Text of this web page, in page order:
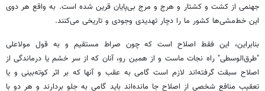
جهنمی از کشت و کشتار و هرج و مرج بی‌پایان قرین شده است. به واقع هر دوی
این خط‌مشی‌ها کشور ما را دچار تهدیدی وجودی و تاریخی می‌کنند.
بنابراین، این فقط اصلاح است که چون صراط مستقیم و به قول مولاعلی
"طرق‌الوسطی" راه نجات ماست و از همین رو، آنان که از سر خشم یا درماندگی از
اصلاح سبقت گرفته‌اند لازم است گامی به عقب و آنها که بر اثر کوته‌بینی و یا
تعقیب منافع شخصی از اصلاح جا مانده‌اند باید گامی به جلو بردارند و هر دو با